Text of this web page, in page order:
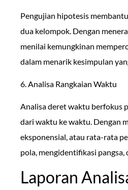
Pengujian hipotesis
dua kelompok. Dengan
menilai kemungkinan
dalam menarik kesimpulan
6. Analisa Rangkaian Waktu
Analisa deret waktu berfokus
dari waktu ke waktu. Dengan
eksponensial, atau rata-rata
pola, mengidentifikasi
Laporan